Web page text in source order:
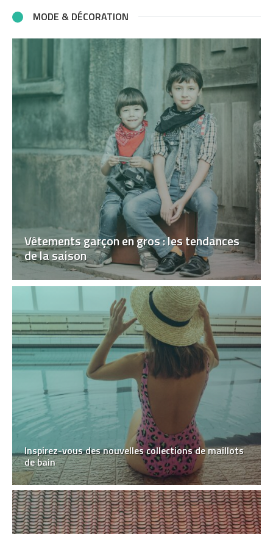
MODE & DÉCORATION
Vêtements garçon en gros : les tendances
de la saison
Inspirez-vous des nouvelles collections de maillots
de bain